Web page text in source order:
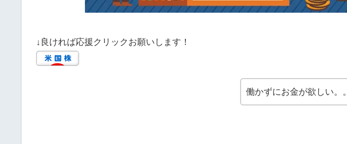
↓良ければ応援クリックお願いします！
働かずにお金が欲しい。。